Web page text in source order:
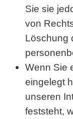
Sie sie
von
Löschung
Wenn Sie
eingelegt
unseren
feststeht,